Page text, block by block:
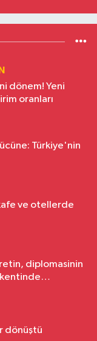
dönem! Yeni
oranları
Türkiye'nin
ve otellerde
diplomasinin
dönüştü